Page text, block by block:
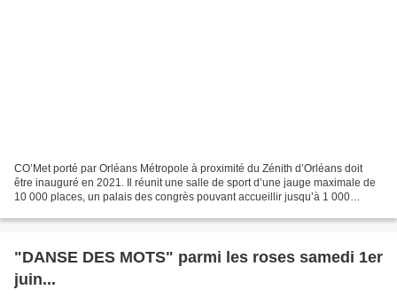
CO’Met porté par Orléans Métropole à proximité du Zénith d’Orléans doit
être inauguré en 2021. Il réunit une salle de sport d’une jauge maximale de
10 000 places, un palais des congrès pouvant accueillir jusqu’à 1 000
"DANSE DES MOTS" parmi les roses samedi 1er
juin...